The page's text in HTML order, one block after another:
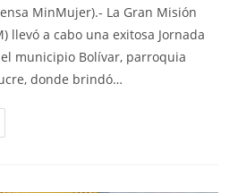
MinMujer).- La Gran Misión
llevó a cabo una exitosa Jornada
municipio Bolívar, parroquia
donde brindó…